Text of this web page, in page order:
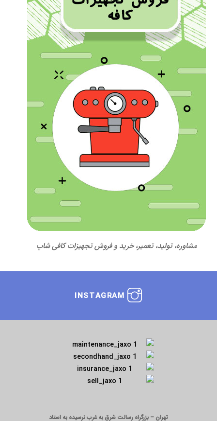
مشاوره، تولید، تعمیر، خرید و فروش تجهیزات کافی شاپ
INSTAGRAM
تهران – بزرگراه رسالت شرق به غرب نرسیده به استاد